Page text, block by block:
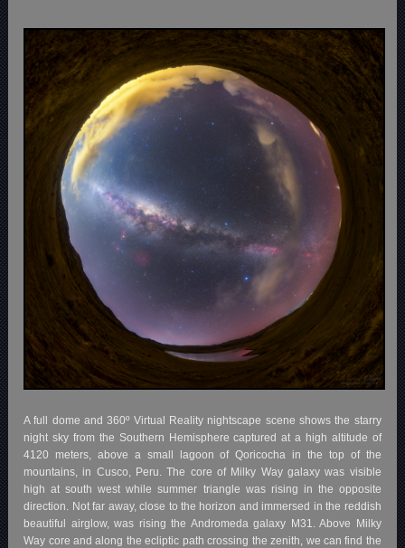
A full dome and 360º Virtual Reality nightscape scene shows the starry
night sky from the Southern Hemisphere captured at a high altitude of
4120 meters, above a small lagoon of Qoricocha in the top of the
mountains, in Cusco, Peru. The core of Milky Way galaxy was visible
high at south west while summer triangle was rising in the opposite
direction. Not far away, close to the horizon and immersed in the reddish
beautiful airglow, was rising the Andromeda galaxy M31. Above Milky
Way core and along the ecliptic path crossing the zenith, we can find the